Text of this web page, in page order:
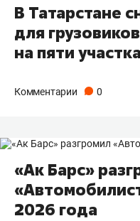
В Татарстане
для
на пяти
Комментарии 0
«Ак Барс»
2026 года